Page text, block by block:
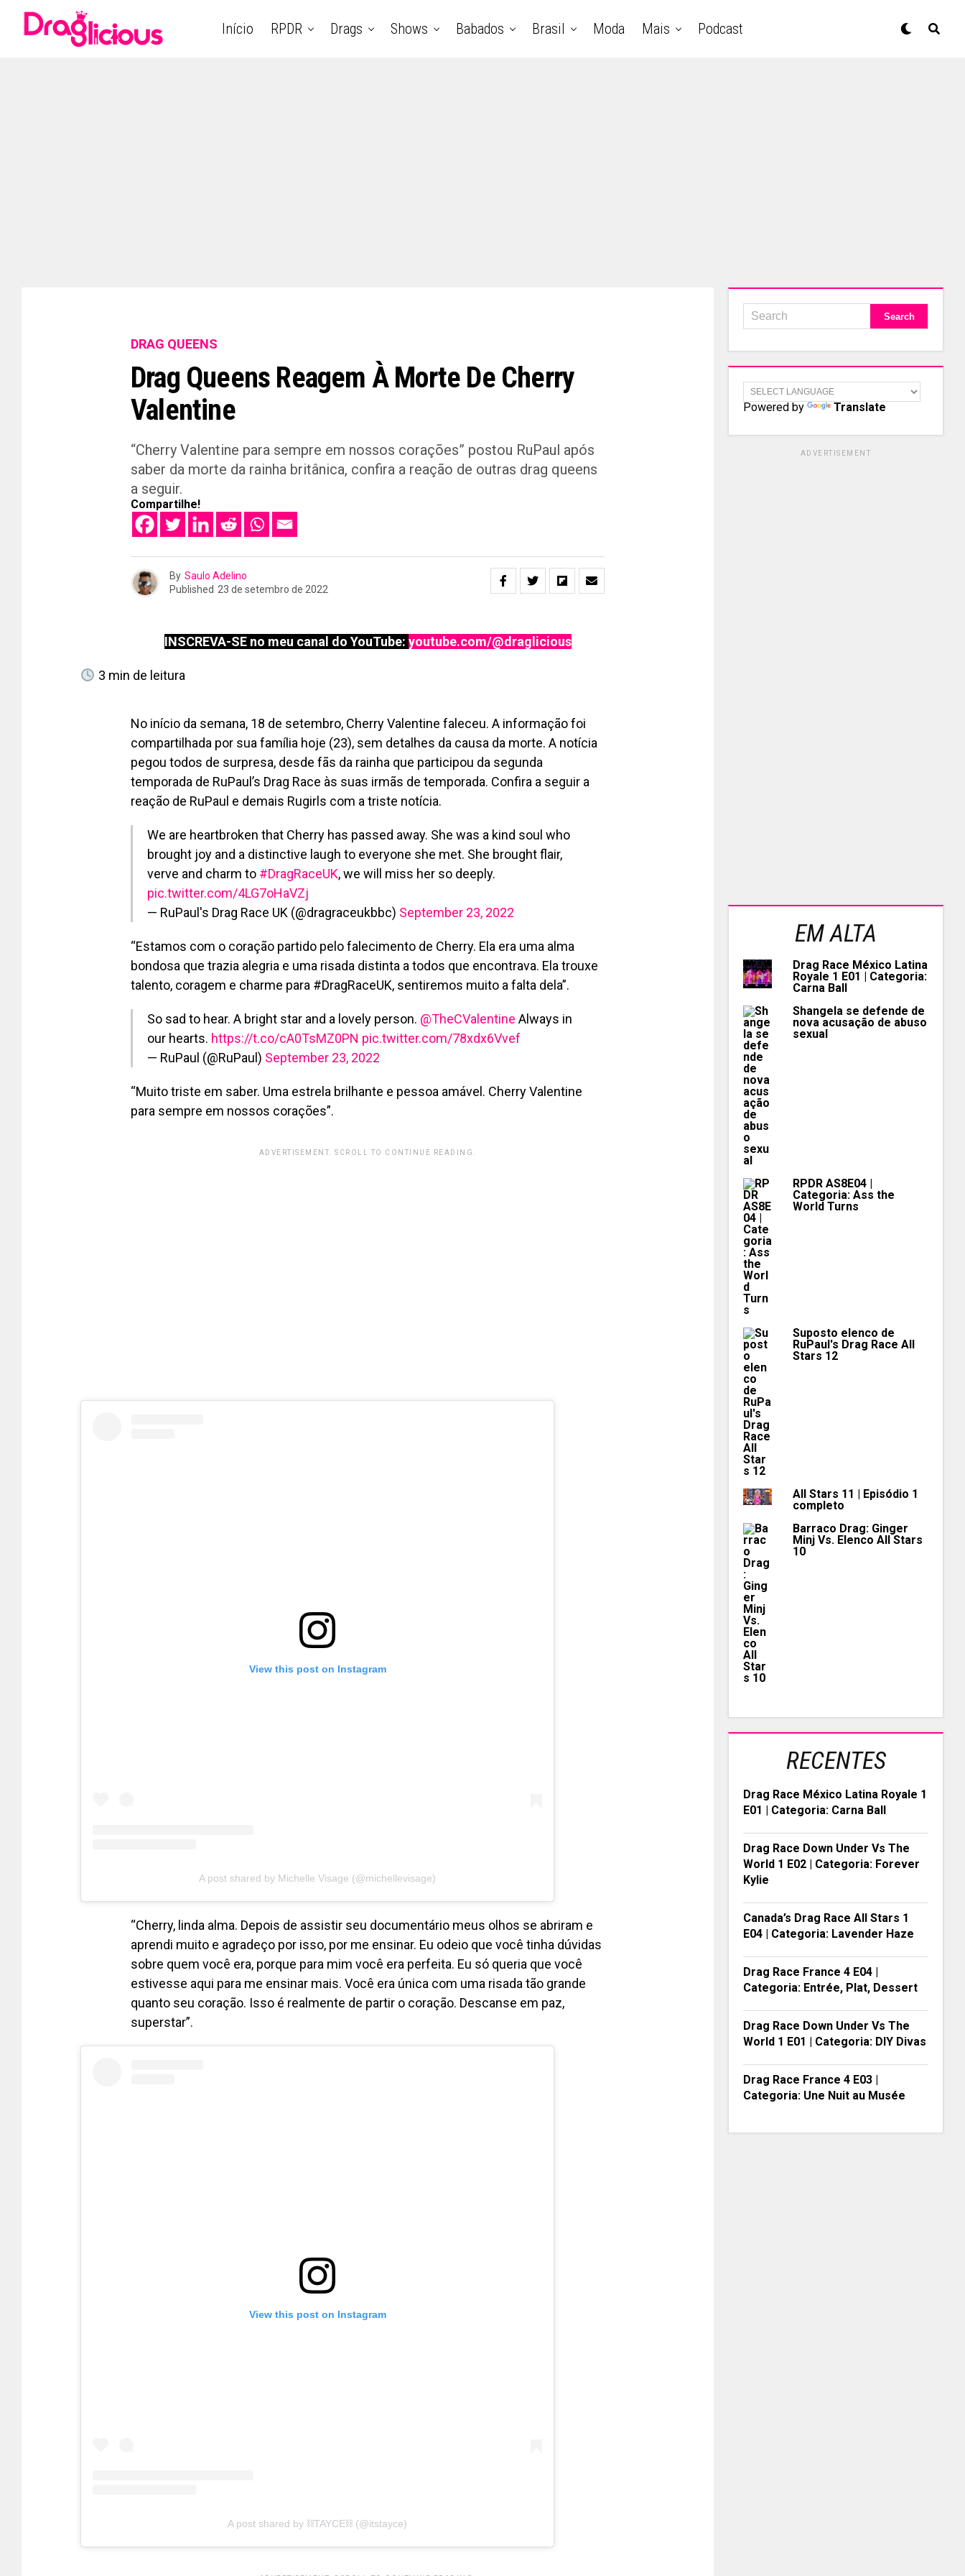
Início RPDR Drags Shows Babados Brasil Moda Mais Podcast
DRAG QUEENS
Drag Queens Reagem À Morte De Cherry
Valentine
“Cherry Valentine para sempre em nossos corações” postou RuPaul após
saber da morte da rainha britânica, confira a reação de outras drag queens
a seguir.
Compartilhe!
By Saulo Adelino
Published 23 de setembro de 2022
INSCREVA-SE no meu canal do YouTube: youtube.com/@draglicious
3 min de leitura
No início da semana, 18 de setembro, Cherry Valentine faleceu. A informação foi
compartilhada por sua família hoje (23), sem detalhes da causa da morte. A notícia
pegou todos de surpresa, desde fãs da rainha que participou da segunda
temporada de RuPaul’s Drag Race às suas irmãs de temporada. Confira a seguir a
reação de RuPaul e demais Rugirls com a triste notícia.
We are heartbroken that Cherry has passed away. She was a kind soul who
brought joy and a distinctive laugh to everyone she met. She brought flair,
verve and charm to #DragRaceUK, we will miss her so deeply.
pic.twitter.com/4LG7oHaVZj
— RuPaul's Drag Race UK (@dragraceukbbc) September 23, 2022
“Estamos com o coração partido pelo falecimento de Cherry. Ela era uma alma
bondosa que trazia alegria e uma risada distinta a todos que encontrava. Ela trouxe
talento, coragem e charme para #DragRaceUK, sentiremos muito a falta dela”.
So sad to hear. A bright star and a lovely person. @TheCValentine Always in
our hearts. https://t.co/cA0TsMZ0PN pic.twitter.com/78xdx6Vvef
— RuPaul (@RuPaul) September 23, 2022
“Muito triste em saber. Uma estrela brilhante e pessoa amável. Cherry Valentine
para sempre em nossos corações”.
ADVERTISEMENT. SCROLL TO CONTINUE READING.
View this post on Instagram
A post shared by Michelle Visage (@michellevisage)
“Cherry, linda alma. Depois de assistir seu documentário meus olhos se abriram e
aprendi muito e agradeço por isso, por me ensinar. Eu odeio que você tinha dúvidas
sobre quem você era, porque para mim você era perfeita. Eu só queria que você
estivesse aqui para me ensinar mais. Você era única com uma risada tão grande
quanto seu coração. Isso é realmente de partir o coração. Descanse em paz,
superstar”.
View this post on Instagram
A post shared by ⛓TAYCE⛓ (@itstayce)
Powered by Translate
ADVERTISEMENT
EM ALTA
Drag Race México Latina
Royale 1 E01 | Categoria:
Carna Ball
Shangela se defende de
nova acusação de abuso
sexual
RPDR AS8E04 |
Categoria: Ass the
World Turns
Suposto elenco de
RuPaul's Drag Race All
Stars 12
All Stars 11 | Episódio 1
completo
Barraco Drag: Ginger
Minj Vs. Elenco All Stars
10
RECENTES
Drag Race México Latina Royale 1
E01 | Categoria: Carna Ball
Drag Race Down Under Vs The
World 1 E02 | Categoria: Forever
Kylie
Canada’s Drag Race All Stars 1
E04 | Categoria: Lavender Haze
Drag Race France 4 E04 |
Categoria: Entrée, Plat, Dessert
Drag Race Down Under Vs The
World 1 E01 | Categoria: DIY Divas
Drag Race France 4 E03 |
Categoria: Une Nuit au Musée